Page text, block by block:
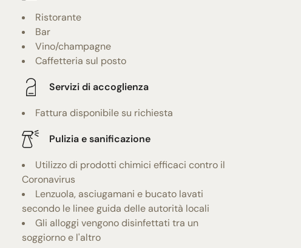
Ristorante
Bar
Vino/champagne
Caffetteria sul posto
Servizi di accoglienza
Fattura disponibile su richiesta
Pulizia e sanificazione
Utilizzo di prodotti chimici efficaci contro il
Coronavirus
Lenzuola, asciugamani e bucato lavati
secondo le linee guida delle autorità locali
Gli alloggi vengono disinfettati tra un
soggiorno e l'altro